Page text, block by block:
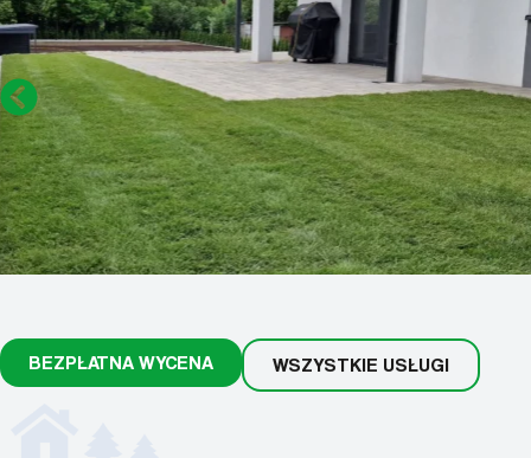
BEZPŁATNA WYCENA WSZYSTKIE USŁUGI